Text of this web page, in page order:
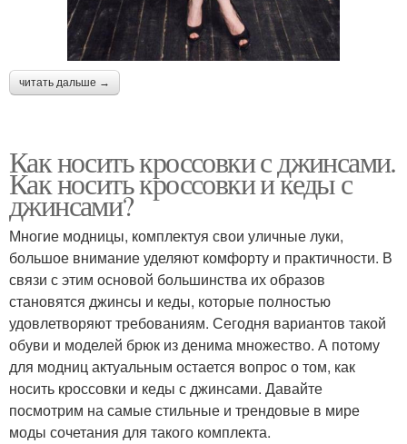
читать дальше →
Как носить кроссовки с джинсами.
Как носить кроссовки и кеды с
джинсами?
Многие модницы, комплектуя свои уличные луки,
большое внимание уделяют комфорту и практичности. В
связи с этим основой большинства их образов
становятся джинсы и кеды, которые полностью
удовлетворяют требованиям. Сегодня вариантов такой
обуви и моделей брюк из денима множество. А потому
для модниц актуальным остается вопрос о том, как
носить кроссовки и кеды с джинсами. Давайте
посмотрим на самые стильные и трендовые в мире
моды сочетания для такого комплекта.